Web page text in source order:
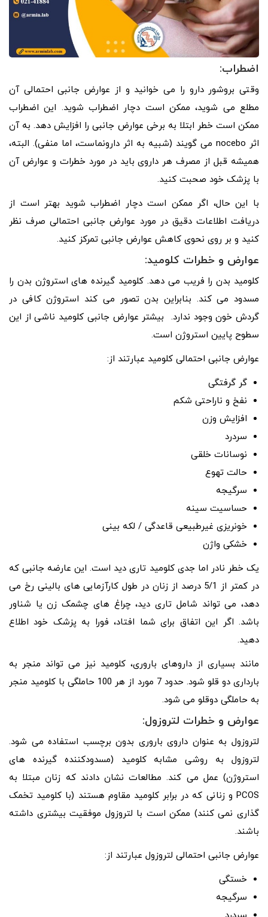
اضطراب:
وقتی بروشور دارو را می خوانید و از عوارض جانبی احتمالی آن
مطلع می شوید، ممکن است دچار اضطراب شوید. این اضطراب
ممکن است خطر ابتلا به برخی عوارض جانبی را افزایش دهد. به آن
اثر nocebo می گویند (شبیه به اثر دارونماست، اما منفی). البته،
همیشه قبل از مصرف هر داروی باید در مورد خطرات و عوارض آن
با پزشک خود صحبت کنید.
با این حال، اگر ممکن است دچار اضطراب شوید بهتر است از
دریافت اطلاعات دقیق در مورد عوارض جانبی احتمالی صرف نظر
کنید و بر روی نحوی کاهش عوارض جانبی تمرکز کنید.
عوارض و خطرات کلومید:
کلومید بدن را فریب می دهد. کلومید گیرنده های استروژن بدن را
مسدود می کند. بنابراین بدن تصور می کند استروژن کافی در
گردش خون وجود ندارد. بیشتر عوارض جانبی کلومید ناشی از این
سطوح پایین استروژن است.
عوارض جانبی احتمالی کلومید عبارتند از:
گر گرفتگی
نفخ و ناراحتی شکم
افزایش وزن
سردرد
نوسانات خلقی
حالت تهوع
سرگیجه
حساسیت سینه
خونریزی غیرطبیعی قاعدگی / لکه بینی
خشکی واژن
یک خطر نادر اما جدی کلومید تاری دید است. این عارضه جانبی که
در کمتر از 5/1 درصد از زنان در طول کارآزمایی های بالینی رخ می
دهد، می تواند شامل تاری دید، چراغ های چشمک زن یا شناور
باشد. اگر این اتفاق برای شما افتاد، فورا به پزشک خود اطلاع
دهید.
مانند بسیاری از داروهای باروری، کلومید نیز می تواند منجر به
بارداری دو قلو شود. حدود 7 مورد از هر 100 حاملگی با کلومید منجر
به حاملگی دوقلو می شود.
عوارض و خطرات لتروزول:
لتروزول به عنوان داروی باروری بدون برچسب استفاده می شود.
لتروزول به روشی مشابه کلومید (مسدودکننده گیرنده های
استروژن) عمل می کند. مطالعات نشان دادند که زنان مبتلا به
PCOS و زنانی که در برابر کلومید مقاوم هستند (با کلومید تخمک
گذاری نمی کنند) ممکن است با لتروزول موفقیت بیشتری داشته
باشند.
عوارض جانبی احتمالی لتروزول عبارتند از:
خستگی
سرگیجه